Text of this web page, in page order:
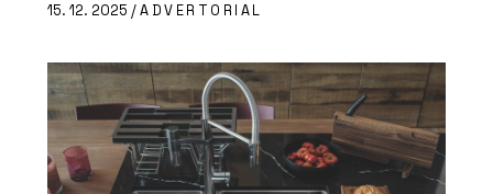
15. 12. 2025 /ADVERTORIAL